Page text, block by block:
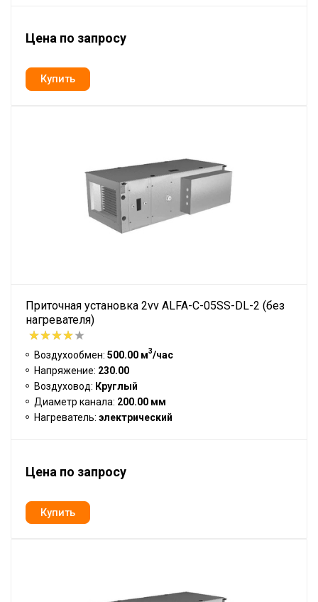
Цена по запросу
Приточная установка 2vv ALFA-C-05SS-DL-2 (без
нагревателя)
Воздухообмен: 500.00 м3/час
Напряжение: 230.00
Воздуховод: Круглый
Диаметр канала: 200.00 мм
Нагреватель: электрический
Цена по запросу